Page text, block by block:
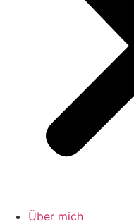
Über mich